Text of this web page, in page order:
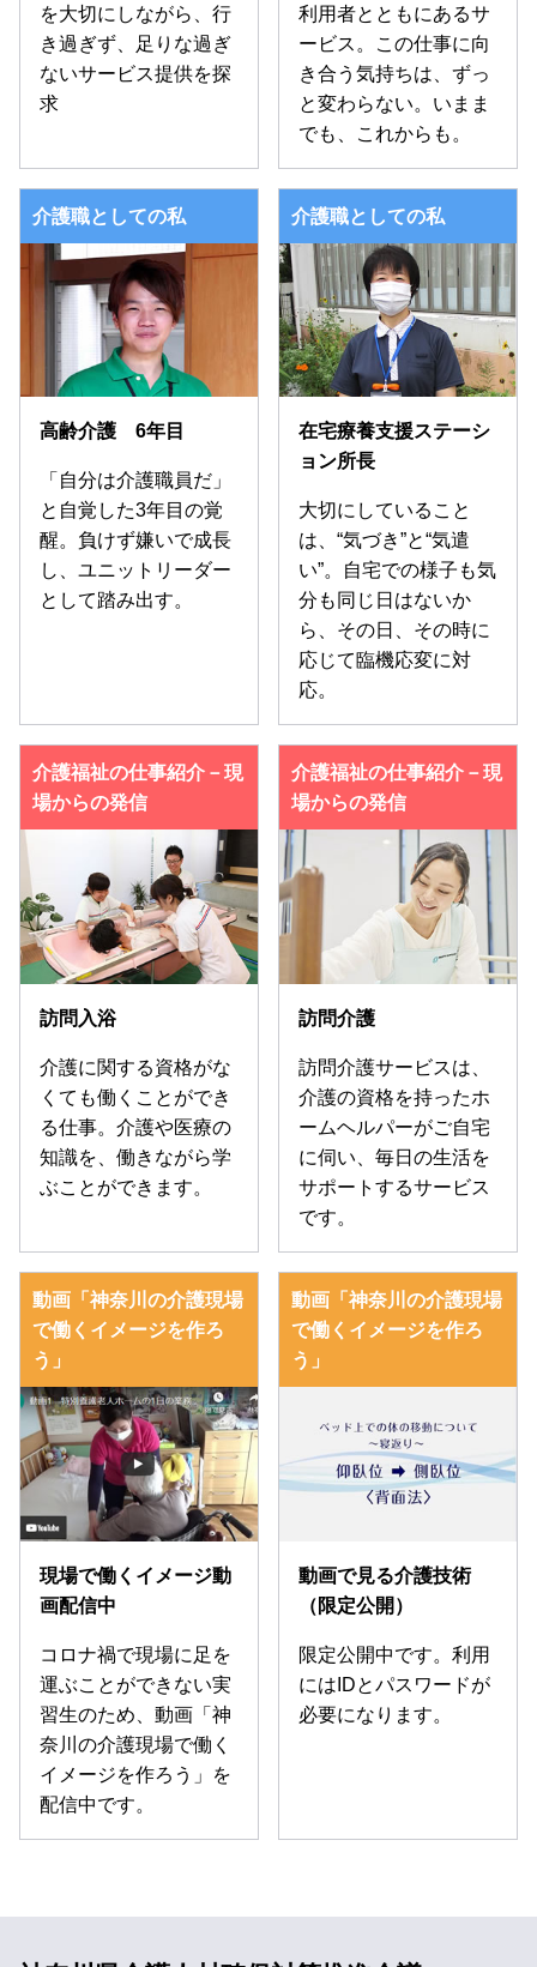
を大切にしながら、行
き過ぎず、足りな過ぎ
ないサービス提供を探
求
利用者とともにあるサ
ービス。この仕事に向
き合う気持ちは、ずっ
と変わらない。いまま
でも、これからも。
介護職としての私
高齢介護 6年目
「自分は介護職員だ」
と自覚した3年目の覚
醒。負けず嫌いで成長
し、ユニットリーダー
として踏み出す。
介護職としての私
在宅療養支援ステーシ
ョン所長
大切にしていること
は、“気づき”と“気遣
い”。自宅での様子も気
分も同じ日はないか
ら、その日、その時に
応じて臨機応変に対
応。
介護福祉の仕事紹介－現
場からの発信
訪問入浴
介護に関する資格がな
くても働くことができ
る仕事。介護や医療の
知識を、働きながら学
ぶことができます。
介護福祉の仕事紹介－現
場からの発信
訪問介護
訪問介護サービスは、
介護の資格を持ったホ
ームヘルパーがご自宅
に伺い、毎日の生活を
サポートするサービス
です。
動画「神奈川の介護現場
で働くイメージを作ろ
う」
現場で働くイメージ動
画配信中
コロナ禍で現場に足を
運ぶことができない実
習生のため、動画「神
奈川の介護現場で働く
イメージを作ろう」を
配信中です。
動画「神奈川の介護現場
で働くイメージを作ろ
う」
動画で見る介護技術
（限定公開）
限定公開中です。利用
にはIDとパスワードが
必要になります。